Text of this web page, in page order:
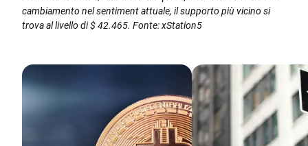
cambiamento nel sentiment attuale, il supporto più vicino si
trova al livello di $ 42.465. Fonte: xStation5